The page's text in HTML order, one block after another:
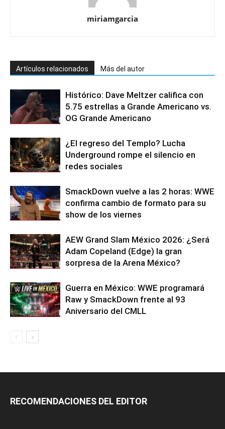
miriamgarcia
Artículos relacionados Más del autor
Histórico: Dave Meltzer califica con
5.75 estrellas a Grande Americano vs.
OG Grande Americano
¿El regreso del Templo? Lucha
Underground rompe el silencio en
redes sociales
SmackDown vuelve a las 2 horas: WWE
confirma cambio de formato para su
show de los viernes
AEW Grand Slam México 2026: ¿Será
Adam Copeland (Edge) la gran
sorpresa de la Arena México?
Guerra en México: WWE programará
Raw y SmackDown frente al 93
Aniversario del CMLL
RECOMENDACIONES DEL EDITOR